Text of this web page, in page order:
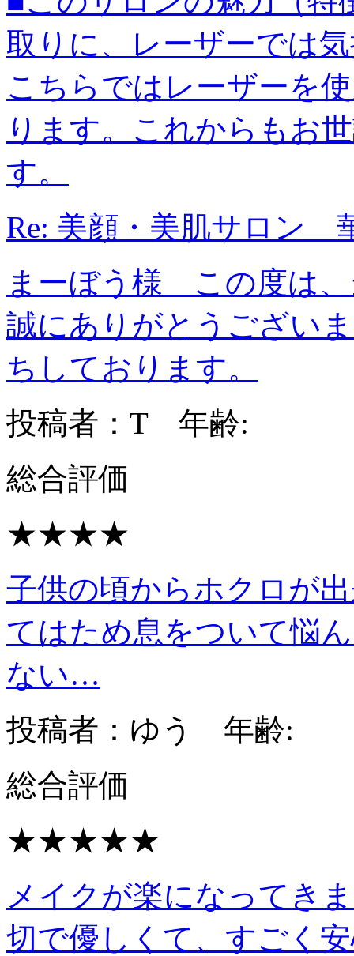
取りに、レーザーでは
こちらではレーザーを
ります。これからもお
す。
Re: 美顔・美肌サロン
まーぼう様 この度は
誠にありがとうござい
ちしております。
投稿者：T 年齢:
総合評価
★★★★
子供の頃からホクロが
てはため息をついて悩
ない…
投稿者：ゆう 年齢:
総合評価
★★★★★
メイクが楽になってき
切で優しくて、すごく